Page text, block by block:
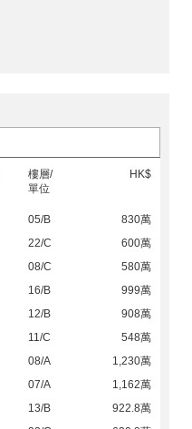
樓層/
單位
HK$
05/B
830萬
22/C
600萬
08/C
580萬
16/B
999萬
12/B
908萬
11/C
548萬
08/A
1,230萬
07/A
1,162萬
13/B
922.8萬